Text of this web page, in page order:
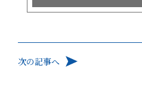
次の記事へ